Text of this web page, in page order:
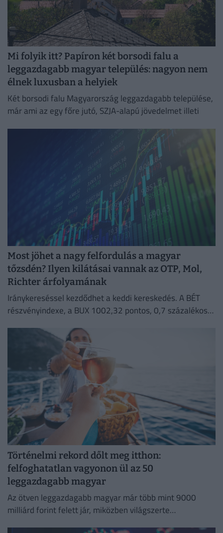
Mi folyik itt? Papíron két borsodi falu a
leggazdagabb magyar település: nagyon nem
élnek luxusban a helyiek
Két borsodi falu Magyarország leggazdagabb települése,
már ami az egy főre jutó, SZJA-alapú jövedelmet illeti
Most jöhet a nagy felfordulás a magyar
tőzsdén? Ilyen kilátásai vannak az OTP, Mol,
Richter árfolyamának
Iránykereséssel kezdődhet a keddi kereskedés. A BÉT
részvényindexe, a BUX 1002,32 pontos, 0,7 százalékos
Történelmi rekord dőlt meg itthon:
felfoghatatlan vagyonon ül az 50
leggazdagabb magyar
Az ötven leggazdagabb magyar már több mint 9000
milliárd forint felett jár, miközben világszerte